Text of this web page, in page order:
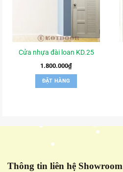
Cửa nhựa đài loan KD.25
1.800.000₫
ĐẶT HÀNG
Thông tin liên hệ Showroom